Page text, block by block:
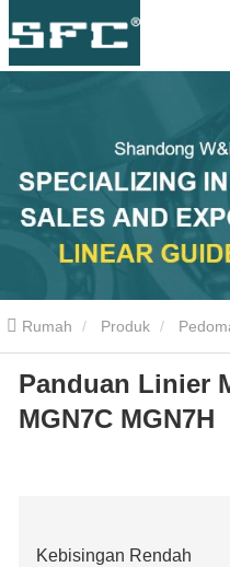
Rumah Produk
Blok MGN7C MGN7H
Panduan Linier
MGN7C MGN7H
Kebisingan Rendah